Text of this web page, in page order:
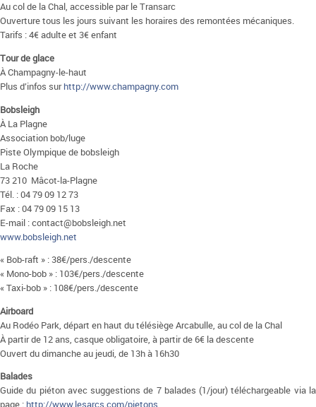
Au col de la Chal, accessible par le Transarc
Ouverture tous les jours suivant les horaires des remontées mécaniques.
Tarifs : 4€ adulte et 3€ enfant
Tour de glace
À Champagny-le-haut
Plus d’infos surhttp://www.champagny.com
Bobsleigh
À La Plagne
Association bob/luge
Piste Olympique de bobsleigh
La Roche
73 210 Mâcot-la-Plagne
Tél. : 04 79 09 12 73
Fax : 04 79 09 15 13
E-mail : contact@bobsleigh.net
www.bobsleigh.net
« Bob-raft » : 38€/pers./descente
« Mono-bob » : 103€/pers./descente
« Taxi-bob » : 108€/pers./descente
Airboard
Au Rodéo Park, départ en haut du télésiège Arcabulle, au col de la Chal
À partir de 12 ans, casque obligatoire, à partir de 6€ la descente
Ouvert du dimanche au jeudi, de 13h à 16h30
Balades
Guide du piéton avec suggestions de 7 balades (1/jour) téléchargeable via la